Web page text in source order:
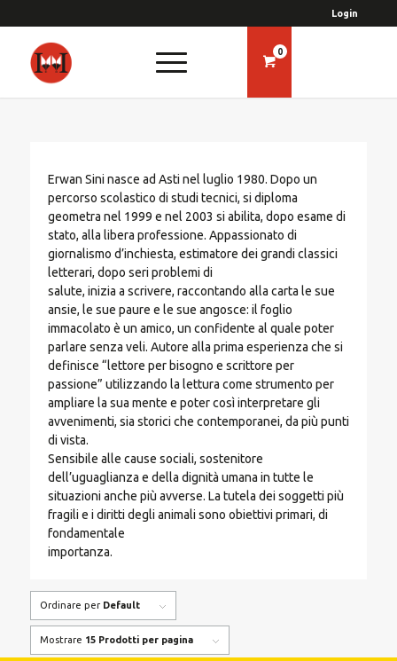
Login
0
Erwan Sini nasce ad Asti nel luglio 1980. Dopo un
percorso scolastico di studi tecnici, si diploma
geometra nel 1999 e nel 2003 si abilita, dopo esame di
stato, alla libera professione. Appassionato di
giornalismo d’inchiesta, estimatore dei grandi classici
letterari, dopo seri problemi di
salute, inizia a scrivere, raccontando alla carta le sue
ansie, le sue paure e le sue angosce: il foglio
immacolato è un amico, un confidente al quale poter
parlare senza veli. Autore alla prima esperienza che si
definisce “lettore per bisogno e scrittore per
passione” utilizzando la lettura come strumento per
ampliare la sua mente e poter così interpretare gli
avvenimenti, sia storici che contemporanei, da più punti
di vista.
Sensibile alle cause sociali, sostenitore
dell’uguaglianza e della dignità umana in tutte le
situazioni anche più avverse. La tutela dei soggetti più
fragili e i diritti degli animali sono obiettivi primari, di
fondamentale
importanza.
Ordinare per Default
Mostrare 15 Prodotti per pagina